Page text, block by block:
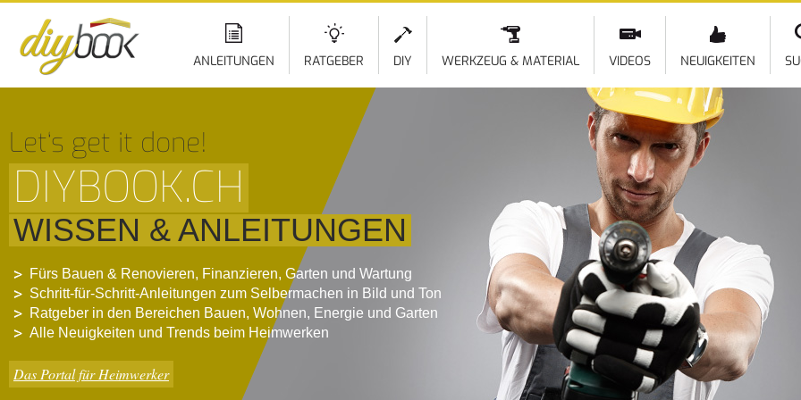
ANLEITUNGEN RATGEBER DIY WERKZEUG & MATERIAL VIDEOS NEUIGKEITEN
Let‘s get it done!
DIYBOOK.CH
WISSEN & ANLEITUNGEN
Fürs Bauen & Renovieren, Finanzieren, Garten und Wartung
Schritt-für-Schritt-Anleitungen zum Selbermachen in Bild und Ton
Ratgeber in den Bereichen Bauen, Wohnen, Energie und Garten
Alle Neuigkeiten und Trends beim Heimwerken
Das Portal für Heimwerker